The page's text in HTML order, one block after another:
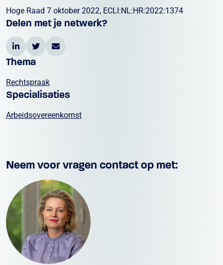
Hoge Raad 7 oktober 2022, ECLI:NL:HR:2022:1374
Delen met je netwerk?
Thema
Rechtspraak
Specialisaties
Arbeidsovereenkomst
Neem voor vragen contact op met: